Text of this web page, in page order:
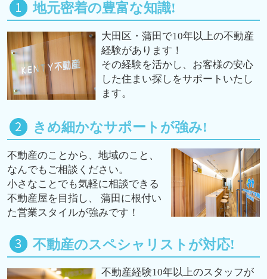
地元密着の豊富な知識!
大田区・蒲田で10年以上の不動産
経験があります！
その経験を活かし、お客様の安心
した住まい探しをサポートいたし
ます。
きめ細かなサポートが強み!
不動産のことから、地域のこと、
なんでもご相談ください。
小さなことでも気軽に相談できる
不動産屋を目指し、 蒲田に根付い
た営業スタイルが強みです！
不動産のスペシャリストが対応!
不動産経験10年以上のスタッフが